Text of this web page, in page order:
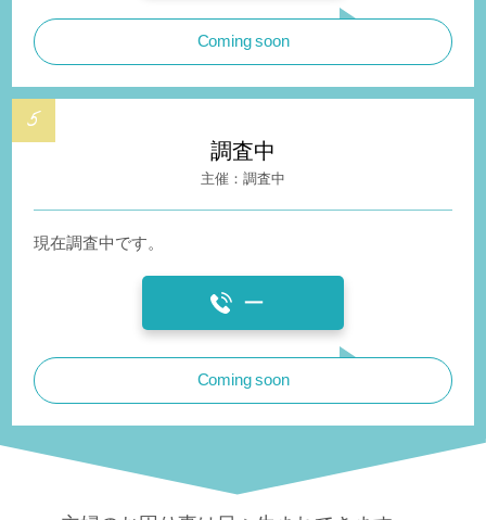
Coming soon
調査中
調査中
現在調査中です。
ー
Coming soon